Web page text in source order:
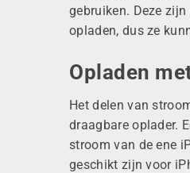
gebruiken. Deze
opladen, dus ze
Opladen
Het delen van
draagbare oplader.
stroomvan de ene
geschikt zijn voor